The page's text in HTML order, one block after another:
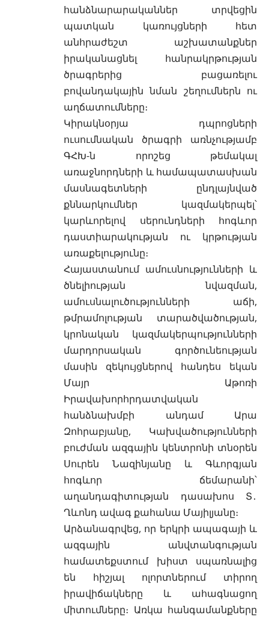
հանձնարարականներ տրվեցին
պատկան կառույցների հետ
անհրաժեշտ աշխատանքներ
իրականացնել հանրակրթության
ծրագրերից բացառելու
բովանդակային նման շեղումներն ու
աղճատումները։
Կիրակնօրյա դպրոցների
ուսումնական ծրագրի առնչությամբ
ԳՀԽ-ն որոշեց թեմակալ
առաջնորդների և համապատասխան
մասնագետների ընդլայնված
քննարկումներ կազմակերպել՝
կարևորելով սերունդների հոգևոր
դաստիարակության ու կրթության
առաքելությունը։
Հայաստանում ամուսնությունների և
ծնելիության նվազման,
ամուսնալուծությունների աճի,
թմրամոլության տարածվածության,
կրոնական կազմակերպությունների
մարդորսական գործունեության
մասին զեկույցներով հանդես եկան
Մայր Աթոռի
Իրավախորհրդատվական
հանձնախմբի անդամ Արա
Զոհրաբյանը, Կախվածությունների
բուժման ազգային կենտրոնի տնօրեն
Սուրեն Նազինյանը և Գևորգյան
հոգևոր ճեմարանի՝
աղանդագիտության դասախոս Տ․
Ղևոնդ ավագ քահանա Մայիլյանը։
Արձանագրվեց, որ երկրի ապագայի և
ազգային անվտանգության
համատեքստում խիստ սպառնալից
են հիշյալ ոլորտներում տիրող
իրավիճակները և ահագնացող
միտումները։ Առկա հանգամանքները